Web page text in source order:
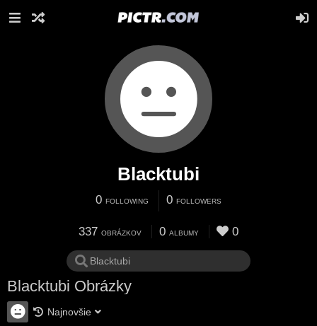
Blacktubi
0 FOLLOWING 0 FOLLOWERS
337 OBRÁZKOV 0 ALBUMY 0
Blacktubi Obrázky
Najnovšie